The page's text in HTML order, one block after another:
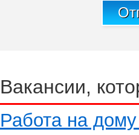
Вакансии,
Работа на